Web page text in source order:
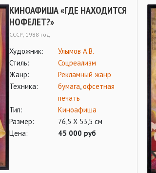
КИНОАФИША «ГДЕ НАХОДИТСЯ
НОФЕЛЕТ?»
СССР, 1988 год
Художник:
Улымов А.В.
Стиль:
Соцреализм
Жанр:
Рекламный жанр
Техника:
бумага офсетная
печать
Тип:
Киноафиша
Размер:
76,5 Х 53,5 см
Цена:
45 000 руб